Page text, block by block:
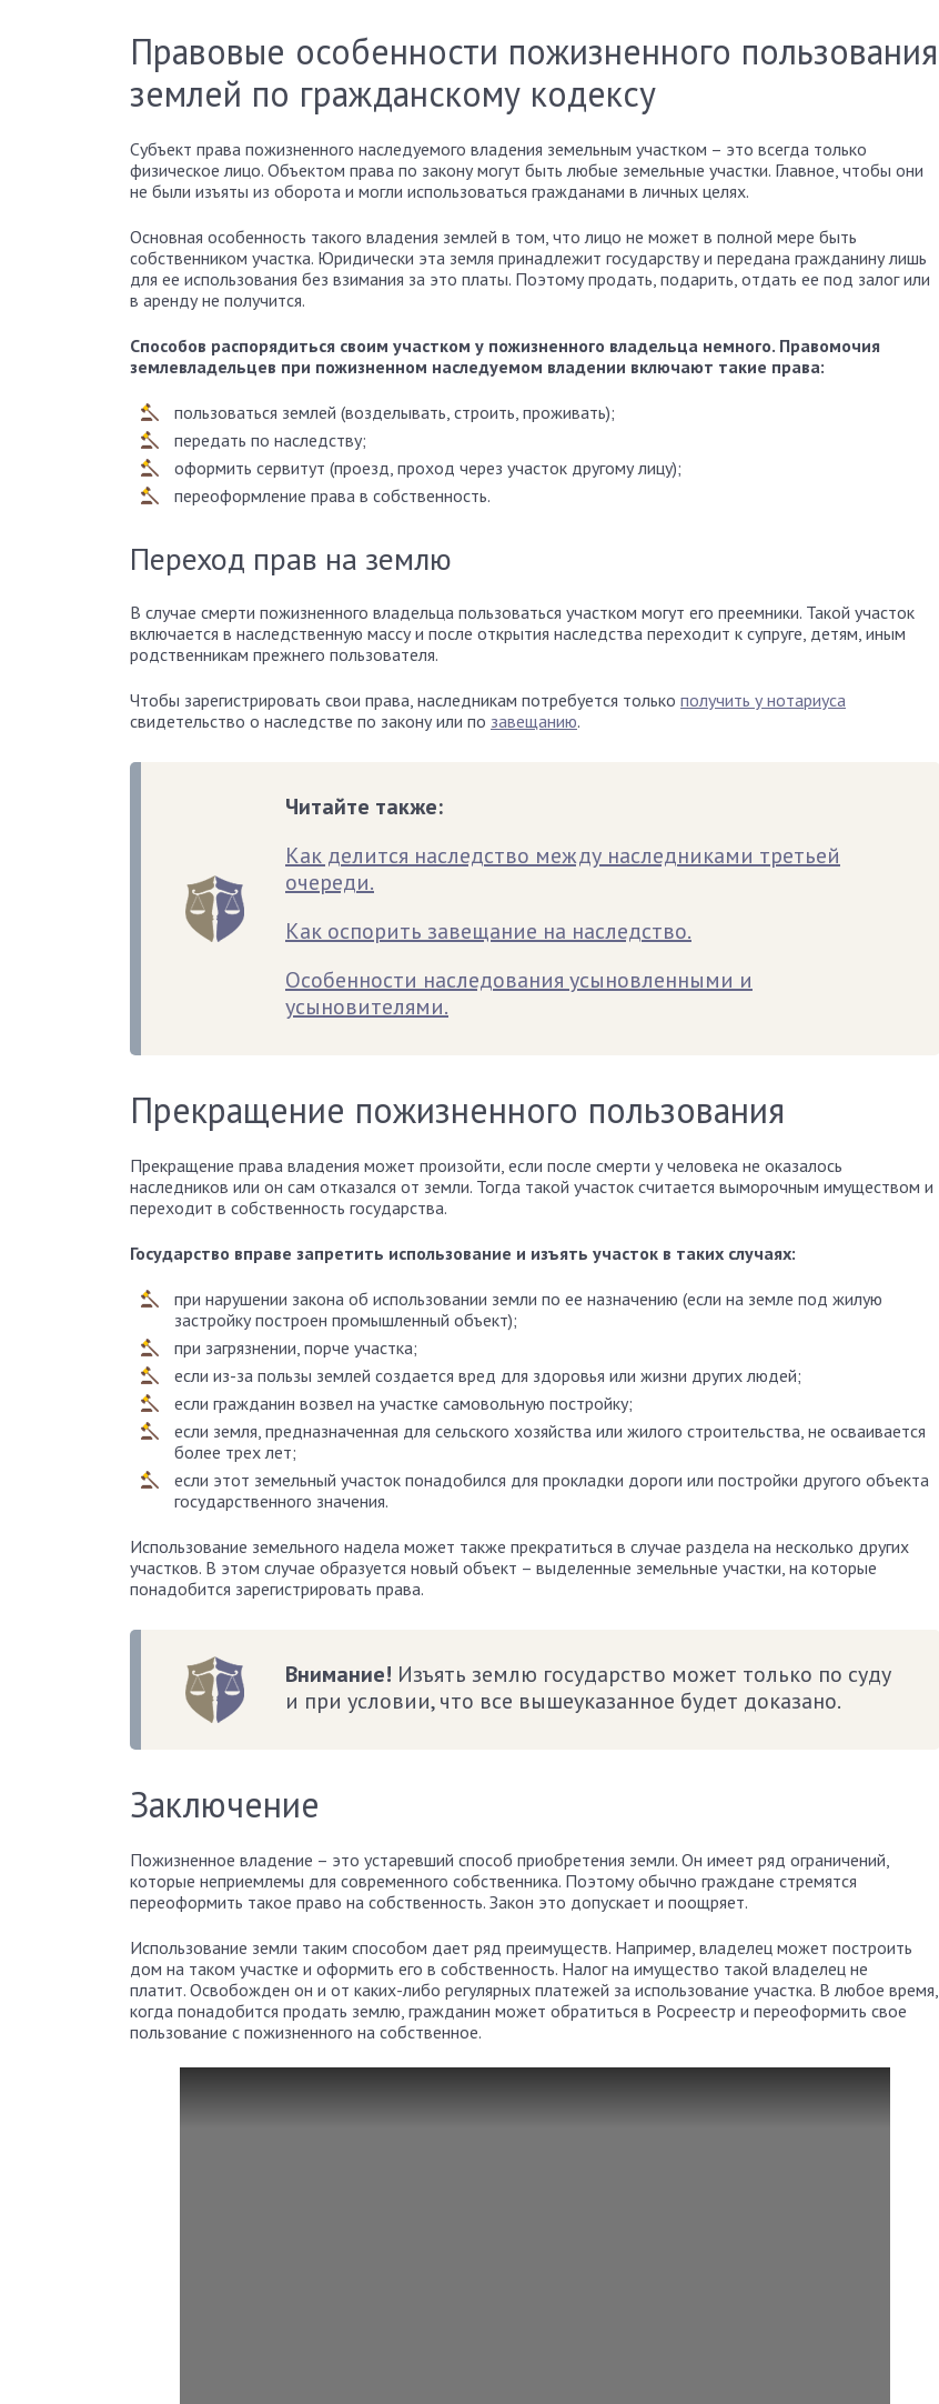
Правовые особенности пожизненного пользования
землей по гражданскому кодексу
Субъект права пожизненного наследуемого владения земельным участком – это всегда только
физическое лицо. Объектом права по закону могут быть любые земельные участки. Главное, чтобы они
не были изъяты из оборота и могли использоваться гражданами в личных целях.
Основная особенность такого владения землей в том, что лицо не может в полной мере быть
собственником участка. Юридически эта земля принадлежит государству и передана гражданину лишь
для ее использования без взимания за это платы. Поэтому продать, подарить, отдать ее под залог или
в аренду не получится.
Способов распорядиться своим участком у пожизненного владельца немного. Правомочия
землевладельцев при пожизненном наследуемом владении включают такие права:
пользоваться землей (возделывать, строить, проживать);
передать по наследству;
оформить сервитут (проезд, проход через участок другому лицу);
переоформление права в собственность.
Переход прав на землю
В случае смерти пожизненного владельца пользоваться участком могут его преемники. Такой участок
включается в наследственную массу и после открытия наследства переходит к супруге, детям, иным
родственникам прежнего пользователя.
Чтобы зарегистрировать свои права, наследникам потребуется только получить у нотариуса
свидетельство о наследстве по закону или по завещанию.
Читайте также:
Как делится наследство между наследниками третьей
очереди.
Как оспорить завещание на наследство.
Особенности наследования усыновленными и
усыновителями.
Прекращение пожизненного пользования
Прекращение права владения может произойти, если после смерти у человека не оказалось
наследников или он сам отказался от земли. Тогда такой участок считается выморочным имуществом и
переходит в собственность государства.
Государство вправе запретить использование и изъять участок в таких случаях:
при нарушении закона об использовании земли по ее назначению (если на земле под жилую
застройку построен промышленный объект);
при загрязнении, порче участка;
если из-за пользы землей создается вред для здоровья или жизни других людей;
если гражданин возвел на участке самовольную постройку;
если земля, предназначенная для сельского хозяйства или жилого строительства, не осваивается
более трех лет;
если этот земельный участок понадобился для прокладки дороги или постройки другого объекта
государственного значения.
Использование земельного надела может также прекратиться в случае раздела на несколько других
участков. В этом случае образуется новый объект – выделенные земельные участки, на которые
понадобится зарегистрировать права.
Внимание! Изъять землю государство может только по суду
и при условии, что все вышеуказанное будет доказано.
Заключение
Пожизненное владение – это устаревший способ приобретения земли. Он имеет ряд ограничений,
которые неприемлемы для современного собственника. Поэтому обычно граждане стремятся
переоформить такое право на собственность. Закон это допускает и поощряет.
Использование земли таким способом дает ряд преимуществ. Например, владелец может построить
дом на таком участке и оформить его в собственность. Налог на имущество такой владелец не
платит. Освобожден он и от каких-либо регулярных платежей за использование участка. В любое время,
когда понадобится продать землю, гражданин может обратиться в Росреестр и переоформить свое
пользование с пожизненного на собственное.